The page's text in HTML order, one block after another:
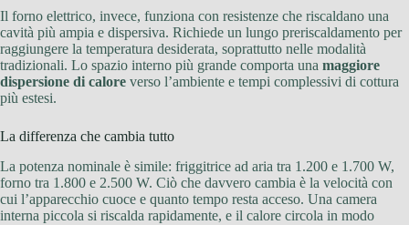
Il forno elettrico, invece, funziona con resistenze che riscaldano una
cavità più ampia e dispersiva. Richiede un lungo preriscaldamento per
raggiungere la temperatura desiderata, soprattutto nelle modalità
tradizionali. Lo spazio interno più grande comporta una maggiore
dispersione di calore verso l’ambiente e tempi complessivi di cottura
più estesi.
La differenza che cambia tutto
La potenza nominale è simile: friggitrice ad aria tra 1.200 e 1.700 W,
forno tra 1.800 e 2.500 W. Ciò che davvero cambia è la velocità con
cui l’apparecchio cuoce e quanto tempo resta acceso. Una camera
interna piccola si riscalda rapidamente, e il calore circola in modo